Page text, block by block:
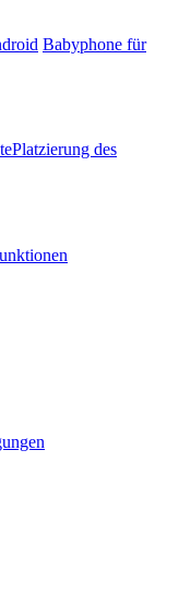
Babyphone für
Platzierung des